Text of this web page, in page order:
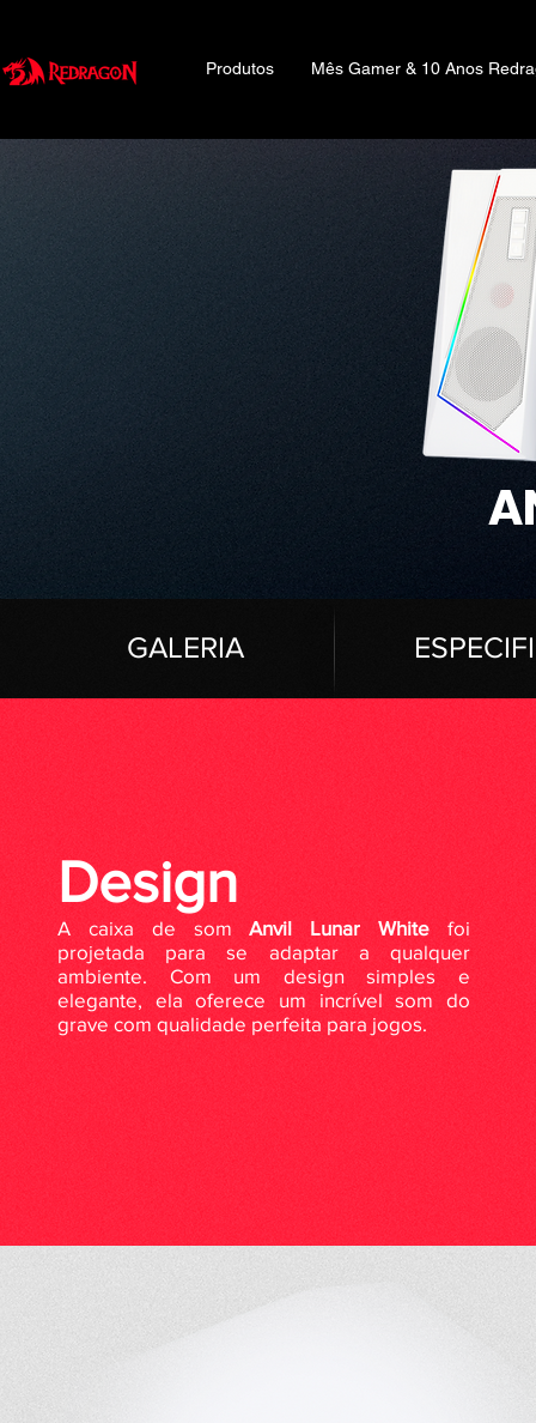
Produtos Mês Gamer & 10 Anos
GALERIA
Design
A caixa de somAnvil Lunar Whitefoi
projetada para se adaptar a qualquer
ambiente. Com um design simples e
elegante, ela oferece um incrível som do
grave com qualidade perfeita para jogos.